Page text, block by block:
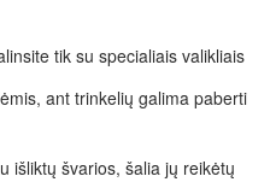
tik su specialiais valikliais
ant trinkelių galima paberti
išliktų švarios, šalia jų reikėtų